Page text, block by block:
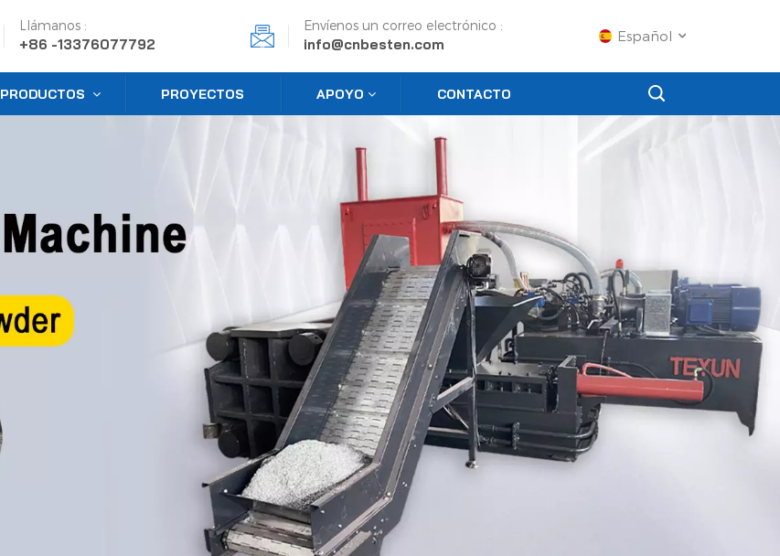
Llámanos :
+86 -13376077792
Envíenos un correo electrónico :
info@cnbesten.com
Español
English
Español
Português
عربي
日语
PRODUCTOS PROYECTOS APOYO CONTACTO